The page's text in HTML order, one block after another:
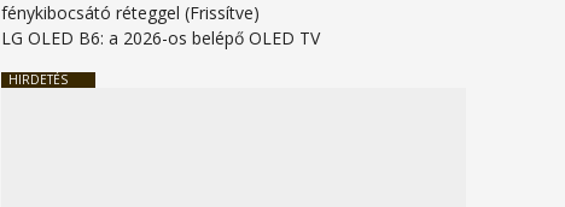
fénykibocsátó réteggel (Frissítve)
LG OLED B6: a 2026-os belépő OLED TV
HIRDETÉS